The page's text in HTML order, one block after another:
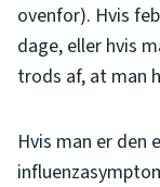
ovenfor). Hvis
dage, eller hvis
trods af, at man
Hvis man er den